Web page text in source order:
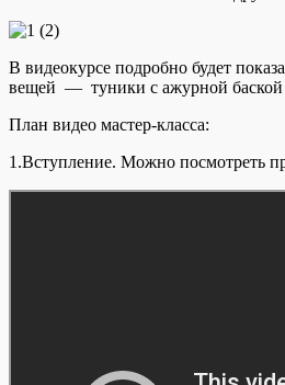
В видеокурсе подробно будет
вещей — туники с ажурной баской
План видео мастер-класса:
1.Вступление. Можно посмотреть